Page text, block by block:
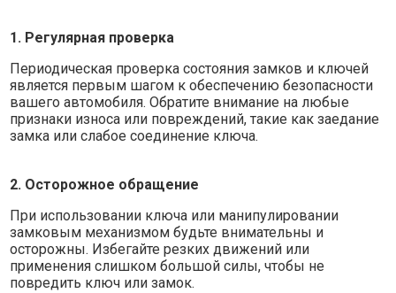
1. Регулярная проверка
Периодическая проверка состояния замков и ключей
является первым шагом к обеспечению безопасности
вашего автомобиля. Обратите внимание на любые
признаки износа или повреждений, такие как заедание
замка или слабое соединение ключа.
2. Осторожное обращение
При использовании ключа или манипулировании
замковым механизмом будьте внимательны и
осторожны. Избегайте резких движений или
применения слишком большой силы, чтобы не
повредить ключ или замок.